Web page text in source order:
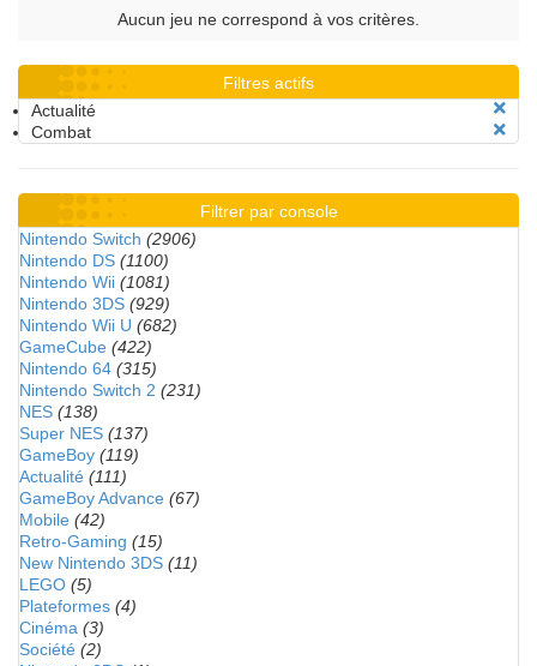
Aucun jeu ne correspond à vos critères.
Filtres actifs
Actualité
Combat
Filtrer par console
Nintendo Switch (2906)
Nintendo DS (1100)
Nintendo Wii (1081)
Nintendo 3DS (929)
Nintendo Wii U (682)
GameCube (422)
Nintendo 64 (315)
Nintendo Switch 2 (231)
NES (138)
Super NES (137)
GameBoy (119)
Actualité (111)
GameBoy Advance (67)
Mobile (42)
Retro-Gaming (15)
New Nintendo 3DS (11)
LEGO (5)
Plateformes (4)
Cinéma (3)
Société (2)